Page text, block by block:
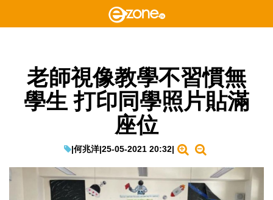
老師視像教學不習慣無
學生 打印同學照片貼滿
座位
|何兆洋|25-05-2021 20:32|